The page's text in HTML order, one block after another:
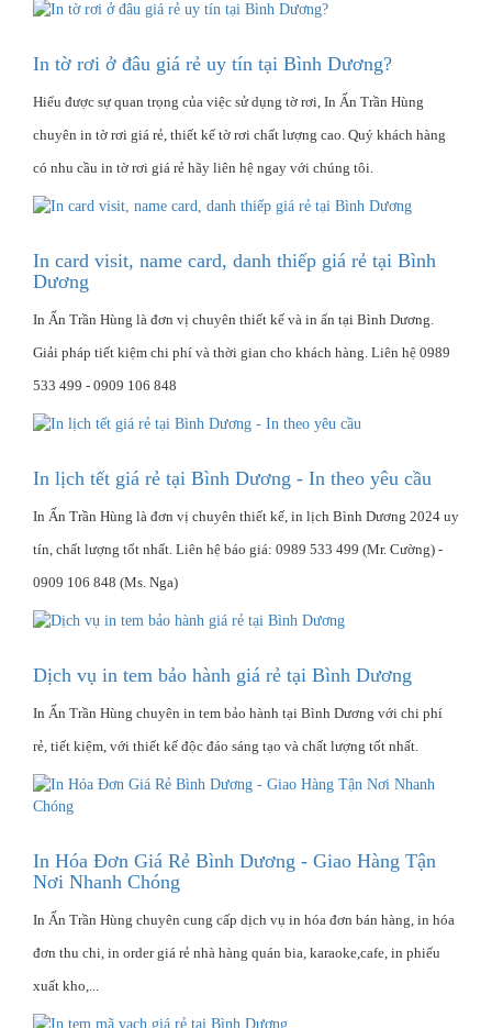
In tờ rơi ở đâu giá rẻ uy tín tại Bình Dương?
Hiểu được sự quan trọng của việc sử dụng tờ rơi, In Ấn Trần Hùng
chuyên in tờ rơi giá rẻ, thiết kế tờ rơi chất lượng cao. Quý khách hàng
có nhu cầu in tờ rơi giá rẻ hãy liên hệ ngay với chúng tôi.
In card visit, name card, danh thiếp giá rẻ tại Bình
Dương
In Ấn Trần Hùng là đơn vị chuyên thiết kế và in ấn tại Bình Dương.
Giải pháp tiết kiệm chi phí và thời gian cho khách hàng. Liên hệ 0989
533 499 - 0909 106 848
In lịch tết giá rẻ tại Bình Dương - In theo yêu cầu
In Ấn Trần Hùng là đơn vị chuyên thiết kế, in lịch Bình Dương 2024 uy
tín, chất lượng tốt nhất. Liên hệ báo giá: 0989 533 499 (Mr. Cường) -
0909 106 848 (Ms. Nga)
Dịch vụ in tem bảo hành giá rẻ tại Bình Dương
In Ấn Trần Hùng chuyên in tem bảo hành tại Bình Dương với chi phí
rẻ, tiết kiệm, với thiết kế độc đáo sáng tạo và chất lượng tốt nhất.
In Hóa Đơn Giá Rẻ Bình Dương - Giao Hàng Tận
Nơi Nhanh Chóng
In Ấn Trần Hùng chuyên cung cấp dịch vụ in hóa đơn bán hàng, in hóa
đơn thu chi, in order giá rẻ nhà hàng quán bia, karaoke,cafe, in phiếu
xuất kho,...